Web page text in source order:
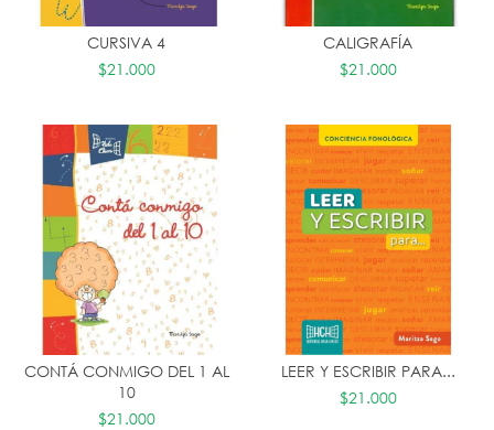
CURSIVA 4
$21.000
CALIGRAFÍA
$21.000
CONTÁ CONMIGO DEL 1 AL
10
$21.000
LEER Y ESCRIBIR PARA...
$21.000